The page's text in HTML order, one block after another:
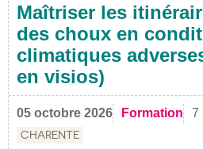
Maîtriser les
des choux en
climatiques
en visios)
05 octobre 2026 Formation 7
CHARENTE